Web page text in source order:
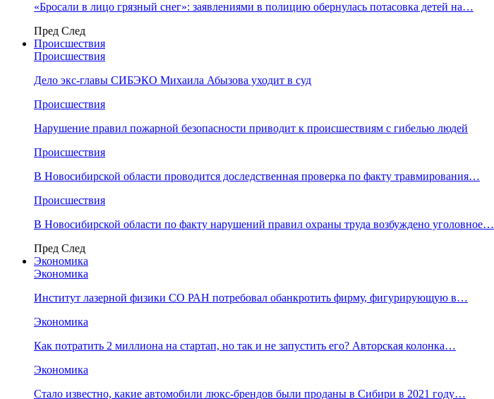
«Бросали в лицо грязный снег»: заявлениями в полицию обернулась потасовка детей на…
Пред След
Происшествия
Происшествия
Дело экс-главы СИБЭКО Михаила Абызова уходит в суд
Происшествия
Нарушение правил пожарной безопасности приводит к происшествиям с гибелью людей
Происшествия
В Новосибирской области проводится доследственная проверка по факту травмирования…
Происшествия
В Новосибирской области по факту нарушений правил охраны труда возбуждено уголовное…
Пред След
Экономика
Экономика
Институт лазерной физики СО РАН потребовал обанкротить фирму, фигурирующую в…
Экономика
Как потратить 2 миллиона на стартап, но так и не запустить его? Авторская колонка…
Экономика
Стало известно, какие автомобили люкс-брендов были проданы в Сибири в 2021 году…